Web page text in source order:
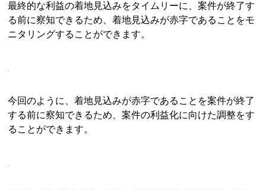
最終的な利益の着地見込みをタイムリーに、案件が終了す
る前に察知できるため、着地見込みが赤字であることをモ
ニタリングすることができます。
今回のように、着地見込みが赤字であることを案件が終了
する前に察知できるため、案件の利益化に向けた調整をす
ることができます。